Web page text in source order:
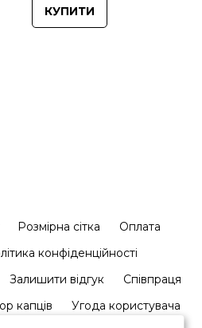
КУПИТИ
Розмірна сітка
Оплата
конфіденційності
Залишити відгук
Співпраця
капців Угода користувача